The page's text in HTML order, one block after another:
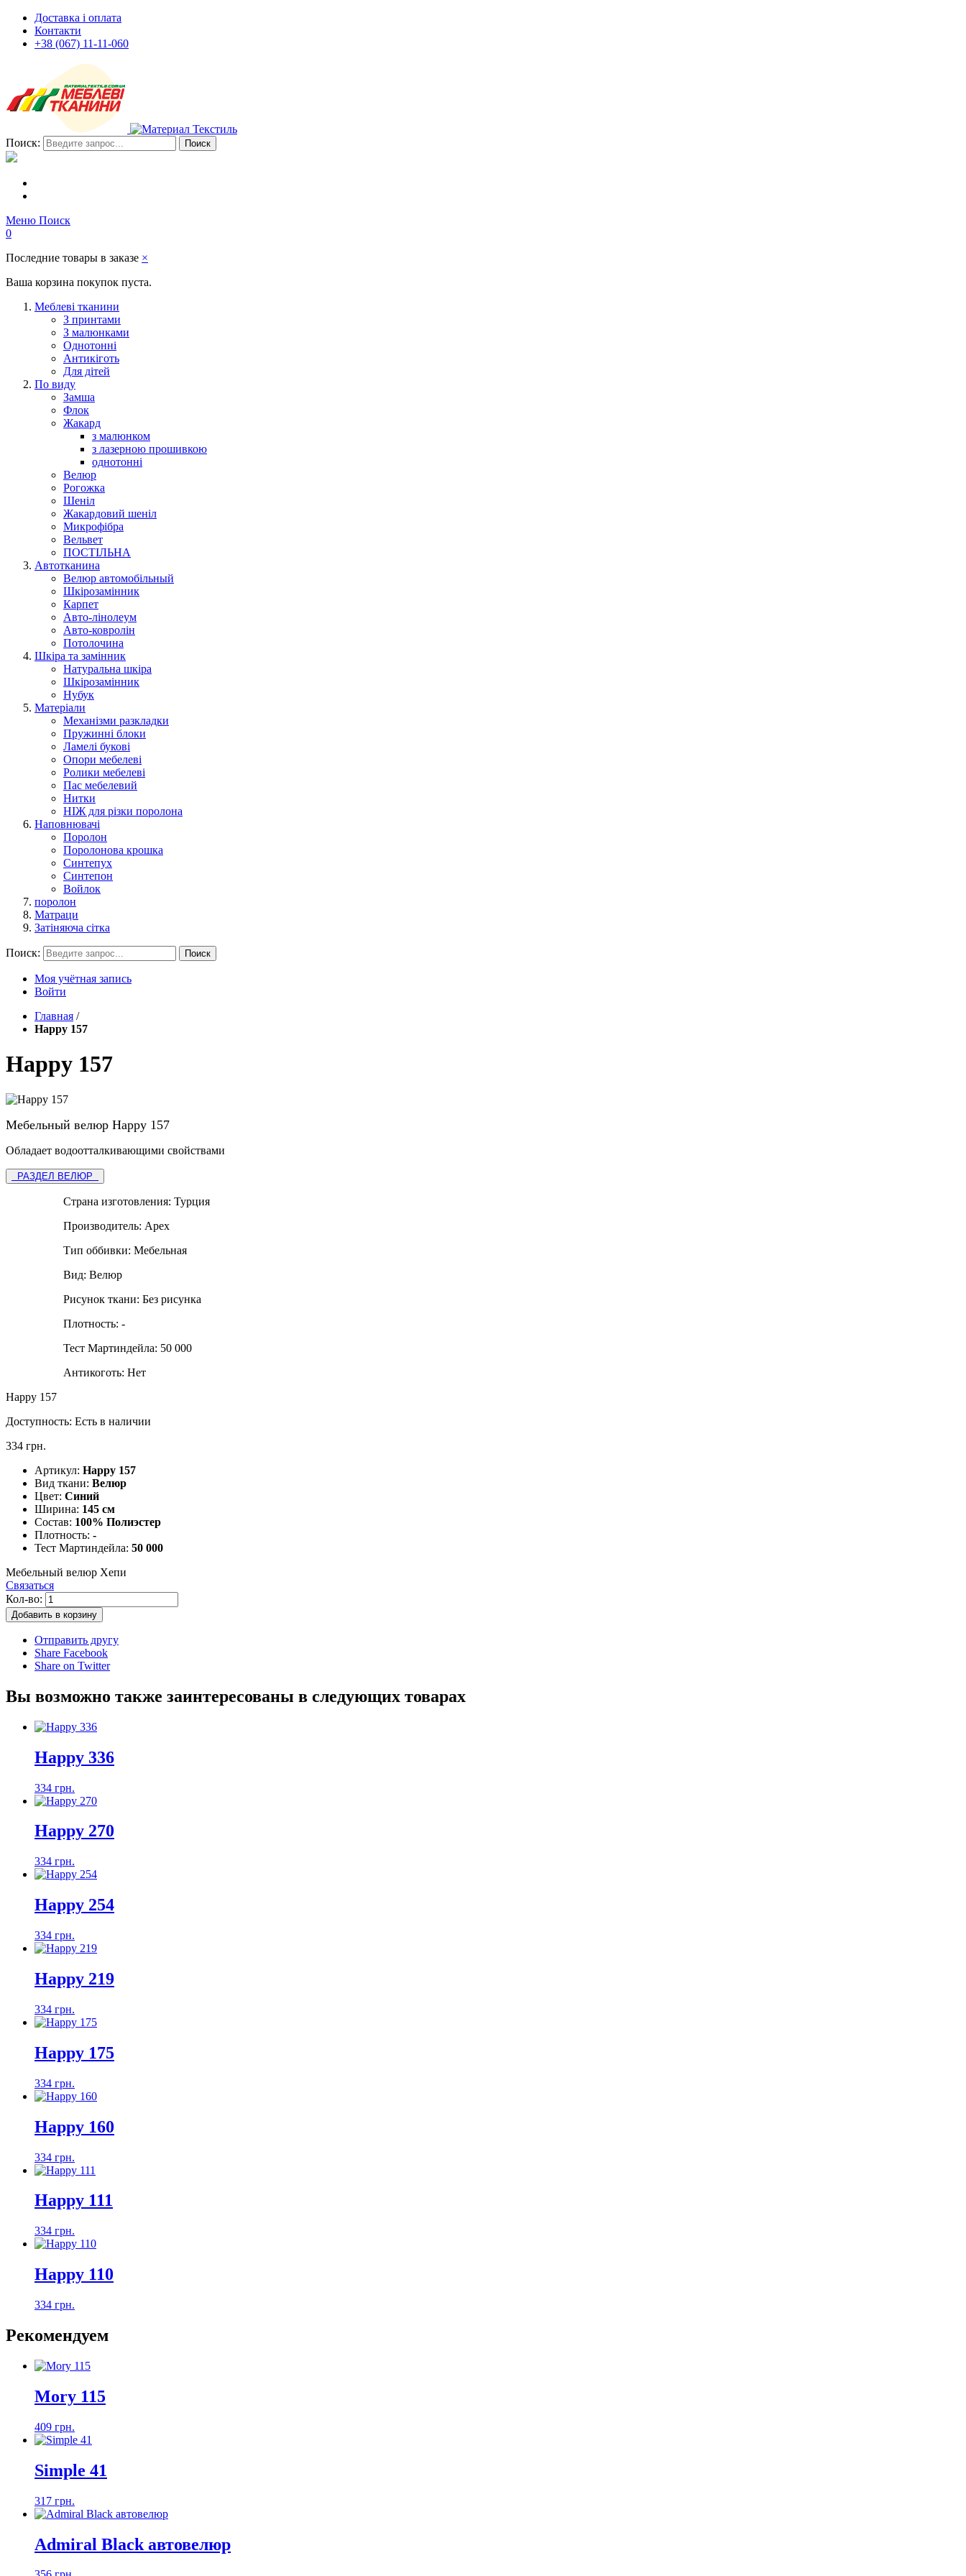
Доставка і оплата
Контакти
+38 (067) 11-11-060
Поиск: Поиск
Меню Поиск
0
Последние товары в заказе ×
Ваша корзина покупок пуста.
Меблеві тканини
З принтами
З малюнками
Однотонні
Антикіготь
Для дітей
По виду
Замша
Флок
Жакард
з малюнком
з лазерною прошивкою
однотонні
Велюр
Рогожка
Шеніл
Жакардовий шеніл
Микрофібра
Вельвет
ПОСТІЛЬНА
Автотканина
Велюр автомобільный
Шкірозамінник
Карпет
Авто-лінолеум
Авто-ковролін
Потолочина
Шкіра та замінник
Натуральна шкіра
Шкірозамінник
Нубук
Матеріали
Механізми разкладки
Пружинні блоки
Ламелі букові
Опори мебелеві
Ролики мебелеві
Пас мебелевий
Нитки
НІЖ для різки поролона
Наповнювачі
Поролон
Поролонова крошка
Синтепух
Синтепон
Войлок
поролон
Матраци
Затіняюча сітка
Поиск: Поиск
Моя учётная запись
Войти
Главная /
Happy 157
Happy 157
Мебельный велюр Happy 157
Обладает водоотталкивающими свойствами
РАЗДЕЛ ВЕЛЮР
Страна изготовления: Турция
Производитель: Apex
Тип оббивки: Мебельная
Вид: Велюр
Рисунок ткани: Без рисунка
Плотность: -
Тест Мартиндейла: 50 000
Антикоготь: Нет
Happy 157
Доступность: Есть в наличии
334 грн.
Артикул: Happy 157
Вид ткани: Велюр
Цвет: Синий
Ширина: 145 см
Состав: 100% Полиэстер
Плотность: -
Тест Мартиндейла: 50 000
Мебельный велюр Хепи
Связаться
Кол-во:
Добавить в корзину
Отправить другу
Share Facebook
Share on Twitter
Вы возможно также заинтересованы в следующих товарах
Happy 336
334 грн.
Happy 270
334 грн.
Happy 254
334 грн.
Happy 219
334 грн.
Happy 175
334 грн.
Happy 160
334 грн.
Happy 111
334 грн.
Happy 110
334 грн.
Рекомендуем
Mory 115
409 грн.
Simple 41
317 грн.
Admiral Black автовелюр